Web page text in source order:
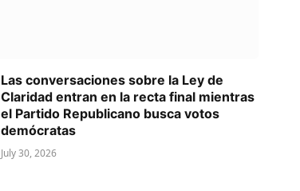
Las conversaciones sobre la Ley de
Claridad entran en la recta final mientras
el Partido Republicano busca votos
demócratas
July 30, 2026